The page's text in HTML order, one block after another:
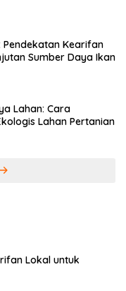
Pendekatan Kearifan
Sumber Daya Ikan
Lahan: Cara
Lahan Pertanian
Lokal untuk